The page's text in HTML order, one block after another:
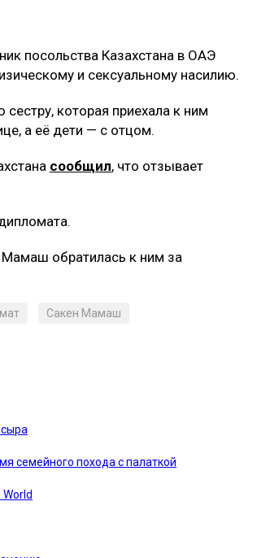
посольства Казахстана в ОАЭ
и сексуальному насилию.
которая приехала к ним
а её дети — с отцом.
сообщил, что отзывает
Мамаш обратилась к ним за
Сакен Мамаш